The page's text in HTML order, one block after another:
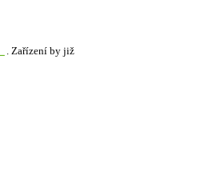
. Zařízení by již